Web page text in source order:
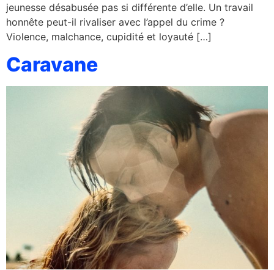
jeunesse désabusée pas si différente d’elle. Un travail
honnête peut-il rivaliser avec l’appel du crime ?
Violence, malchance, cupidité et loyauté […]
Caravane